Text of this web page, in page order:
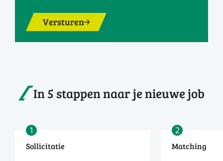
Versturen
In 5 stappen naar je nieuwe job
1
Sollicitatie
2
Matching